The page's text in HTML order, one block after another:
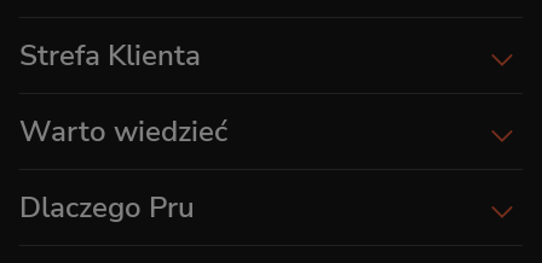
Strefa Klienta
Warto wiedzieć
Dlaczego Pru